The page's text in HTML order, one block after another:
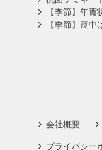
【季節】年賀
【季節】喪中
会社概要
プライバシー